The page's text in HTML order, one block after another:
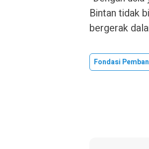
Bintan tidak
bergerak
Fondasi